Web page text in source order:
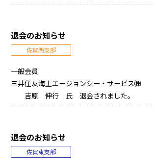
退会のお知らせ
佐賀西支部
一般会員
三井住友海上エージョンシー・サービス㈱
吉原 伸行 氏 退会されました。
退会のお知らせ
佐賀東支部